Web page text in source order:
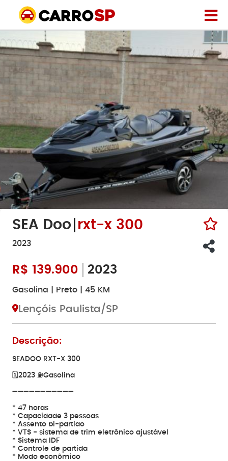
SEA Doo rxt-x 300
2023
R$ 139.900 2023
Gasolina | Preto | 45 KM
Lençóis Paulista/SP
Descrição:
SEADOO RXT-X 300
🗓️2023 ⛽️Gasolina
➖➖➖➖➖➖➖➖➖➖➖
* 47 horas
* Capacidade 3 pessoas
* Assento bi-partido
* VTS - sistema de trim eletrônico ajustável
* ⁠Sistema IDF
* Controle de partida
* Modo econômico